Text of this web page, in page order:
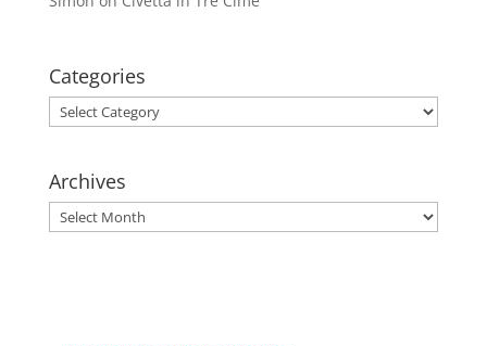
Categories
Categories
Archives
Archives